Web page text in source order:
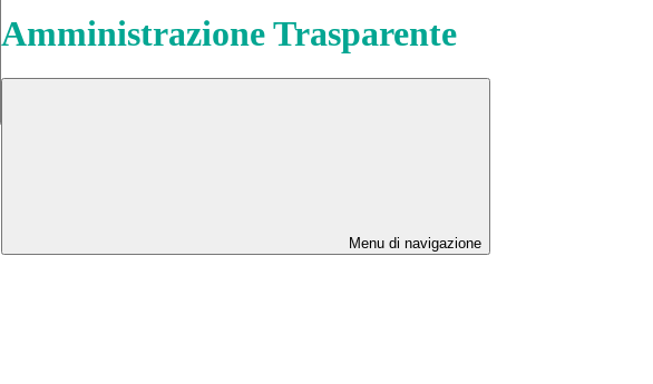
Amministrazione Trasparente
Menu di navigazione